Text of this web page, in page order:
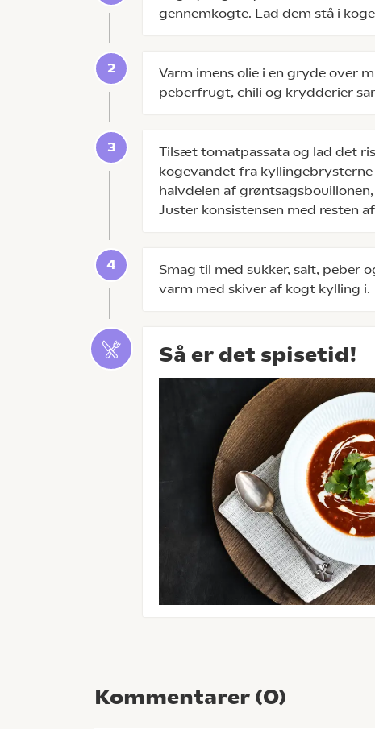
gennemkogte. Lad dem stå i
Varm imens olie i en gryde over
peberfrugt, chili og krydderier
Tilsæt tomatpassata og lad det
kogevandet fra
halvdelen af
Juster konsistensen med resten
Smag til med sukker, salt, peber
varm med skiver af kogt kylling i.
Så er det spisetid!
Kommentarer (0)